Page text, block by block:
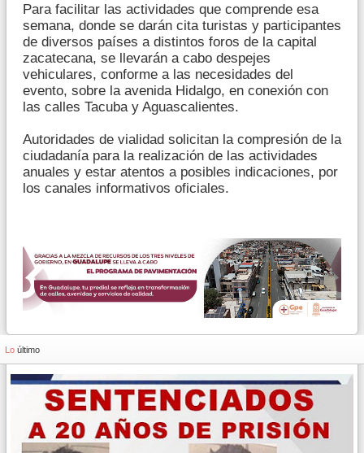
Para facilitar las actividades que comprende esa
semana, donde se darán cita turistas y participantes
de diversos países a distintos foros de la capital
zacatecana, se llevarán a cabo despejes
vehiculares, conforme a las necesidades del
evento, sobre la avenida Hidalgo, en conexión con
las calles Tacuba y Aguascalientes.
Autoridades de vialidad solicitan la compresión de la
ciudadanía para la realización de las actividades
anuales y estar atentos a posibles indicaciones, por
los canales informativos oficiales.
Lo último